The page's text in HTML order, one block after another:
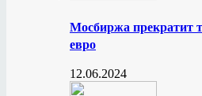
Мосбиржа прекратит
евро
12.06.2024